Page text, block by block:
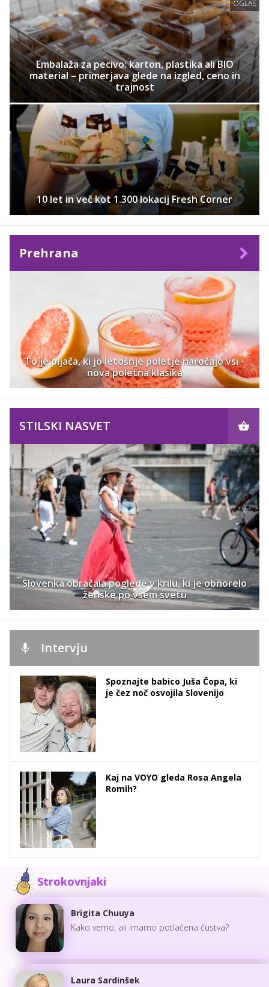
OGLAS
Embalaža za pecivo: karton, plastika ali BIO
material – primerjava glede na izgled, ceno in
trajnost
10 let in več kot 1.300 lokacij Fresh Corner
Prehrana
To je pijača, ki jo letošnje poletje naročajo vsi -
nova poletna klasika
STILSKI NASVET
Slovenka obračala poglede v krilu, ki je obnorelo
ženske po vsem svetu
Intervju
Spoznajte babico Juša Čopa, ki
je čez noč osvojila Slovenijo
Kaj na VOYO gleda Rosa Angela
Romih?
Strokovnjaki
Brigita Chuuya
Kako vemo, ali imamo potlačena čustva?
Laura Sardinšek